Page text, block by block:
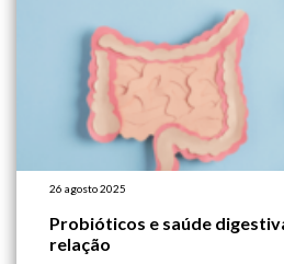
26 agosto 2025
Probióticos e saúde
relação